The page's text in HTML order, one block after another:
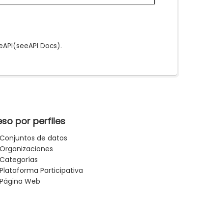
API(seeAPI Docs).
por perfiles
Conjuntos de datos
Organizaciones
Categorías
Plataforma Participativa
Página Web